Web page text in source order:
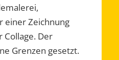
einer Zeichnung
Der
Grenzen gesetzt.